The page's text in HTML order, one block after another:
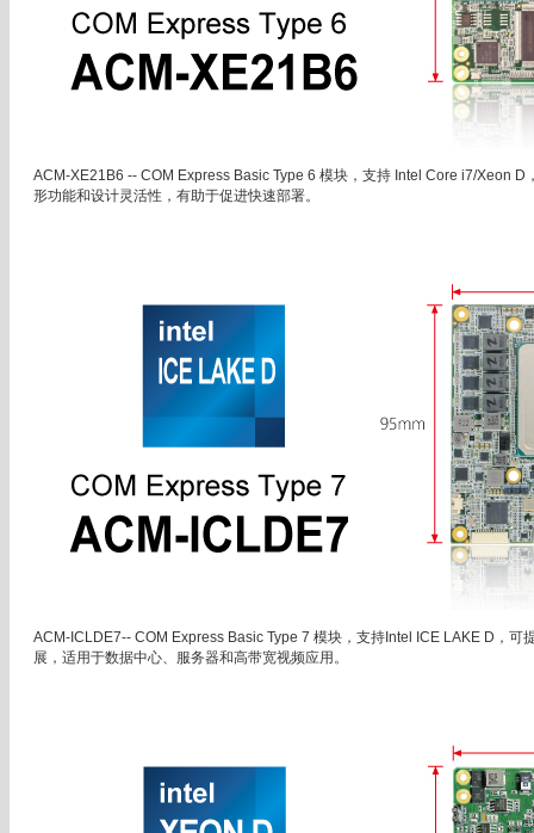
ACM-XE21B6 -- COM Express Basic Type 6 模块，支持 Intel Core i7/Xeon
形功能和设计灵活性，有助于促进快速部署。
ACM-ICLDE7-- COM Express Basic Type 7 模块，支持Intel ICE LAKE D，可
展，适用于数据中心、服务器和高带宽视频应用。